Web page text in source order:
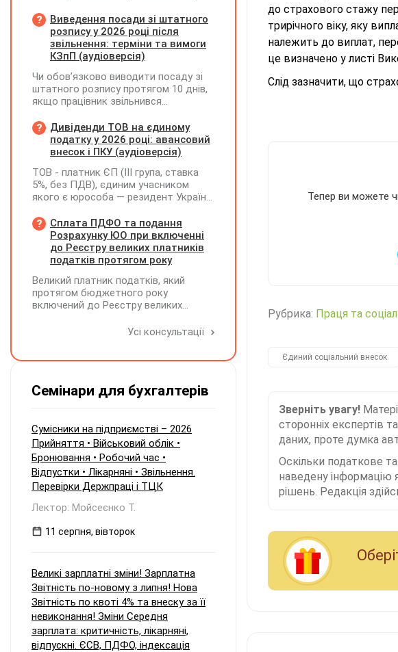
до страхового стажу
трирічного віку, яку
належить до виплат,
це визначено у листі
Слід зазначити, що
Тепер ви можете
Рубрика: Праця та
Єдиний соціальний внесок
Зверніть увагу!
сторонніх експертів
даних, проте думка
Оскільки податкове
наведену інформацію
рішень. Редакція
доходу платника ЄП та
оподатковував за ставкою 5%.
Водночас ТОВ при виплаті роялті не
утримувало ПДФО та ВЗ. Як зараз
потрібно відображати отримані суми
у декларації "єдинника" за II квартал
2026 року? Чи можуть виникнути
зробити?
Виведення посади зі штатного
розпису у 2026 році після
звільнення: терміни та вимоги
КЗпП (аудіоверсія)
Чи обов’язково виводити посаду зі
штатного розпису протягом 10 днів,
якщо працівник звільнився
Дивіденди ТОВ на єдиному
податку у 2026 році: авансовий
внесок і ПКУ (аудіоверсія)
ТОВ - платник ЄП (ІІІ група, ставка
5%, без ПДВ), єдиним учасником
якого є юрособа — резидент України,
виплатити дивіденди за рахунок
нерозподіленого прибутку 2024–2025
років у сумі 15 млн грн. Які податкові
наслідки виникають у ТОВ-емітента?
Сплата ПДФО та подання
Розрахунку ЮО при включенні
до Реєстру великих платників
податків протягом року
Великий платник податків, який
протягом бюджетного року
включений до Реєстру великих
місцем попереднього обліку, а
Усі консультації
Семінари для бухгалтерів
Сумісники на підприємстві – 2026
Прийняття • Військовий облік •
Бронювання • Робочий час •
Відпустки • Лікарняні • Звільнення.
Перевірки Держпраці і ТЦК
Лектор: Мойсеєнко Т.
11 серпня, вівторок
Великі зарплатні зміни! Зарплатна
Звітність по-новому з липня! Нова
Звітність по квоті 4% та внеску за її
невиконання! Зміни Середня
зарплата: критичність, лікарняні,
відпускні. ЄСВ, ПДФО, індексація